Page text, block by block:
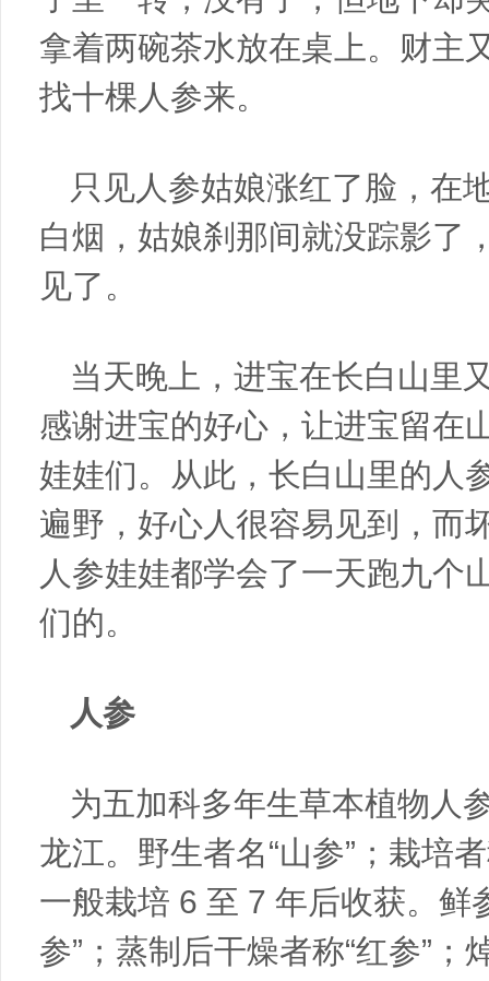
拿着两碗茶水放在桌上。财主
找十棵人参来。
只见人参姑娘涨红了脸，在
白烟，姑娘刹那间就没踪影了
见了。
当天晚上，进宝在长白山里
感谢进宝的好心，让进宝留在
娃娃们。从此，长白山里的人
遍野，好心人很容易见到，而
人参娃娃都学会了一天跑九个
们的。
人参
为五加科多年生草本植物人
龙江。野生者名“山参”；栽培
一般栽培 6 至 7 年后收获。鲜
参”；蒸制后干燥者称“红参”；